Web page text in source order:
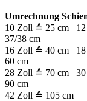
Umrechnung
10 Zoll ≙ 25 cm
37/38 cm
16 Zoll ≙ 40 cm
60 cm
28 Zoll ≙ 70 cm
90 cm
42 Zoll ≙ 105 cm